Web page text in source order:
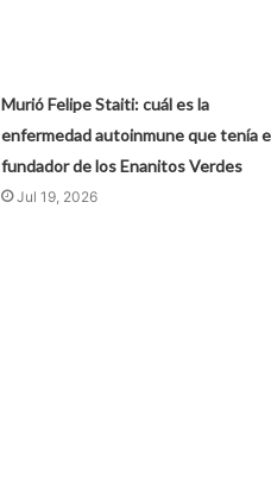
Murió Felipe Staiti: cuál es la
enfermedad autoinmune que tenía
fundador de los Enanitos Verdes
Jul 19, 2026